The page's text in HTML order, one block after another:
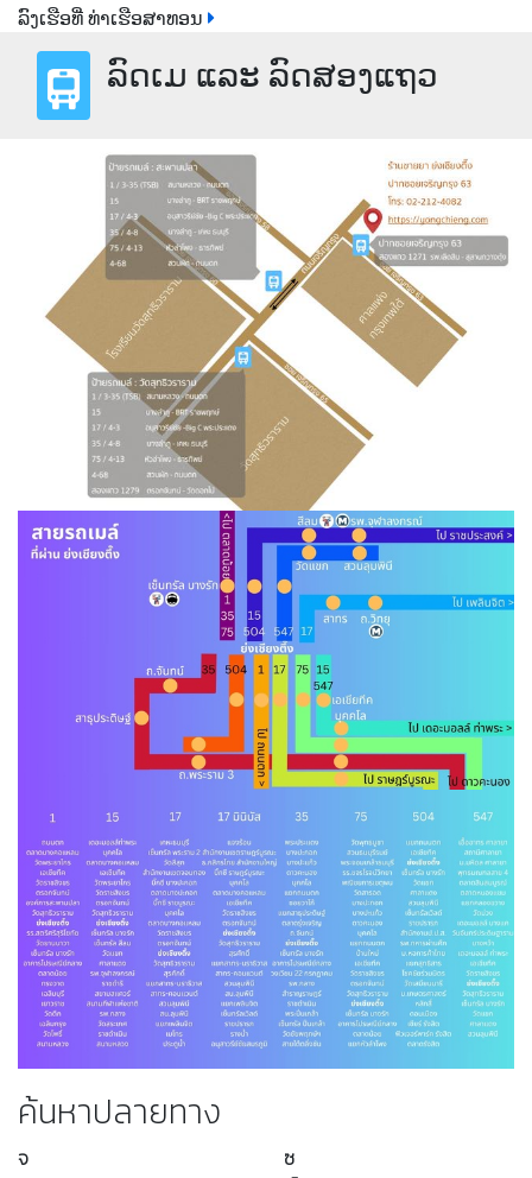
ລົງເຮືອທີ່ ທ່າເຮືອສາທອນ
ລົດເມ ແລະ ລົດສອງແຖວ
ค้นหาปลายทาง
จ
ซ